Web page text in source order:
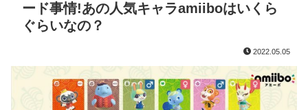
ード事情!あの人気キャラamiiboはいくら
ぐらいなの？
2022.05.05